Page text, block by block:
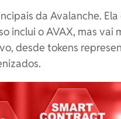
da Avalanche.
inclui o AVAX, mas vai
desde tokens